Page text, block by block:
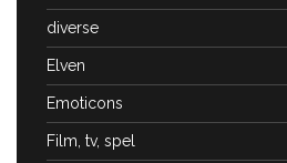
diverse
Elven
Emoticons
Film, tv, spel